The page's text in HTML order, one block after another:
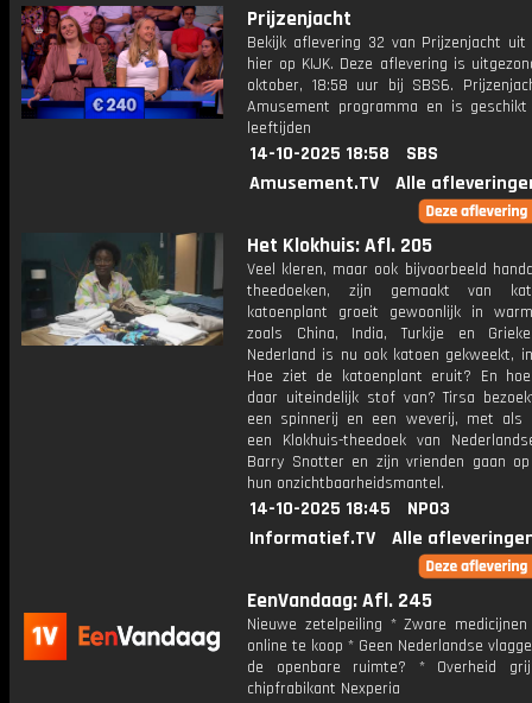
Prijzenjacht
Bekijk aflevering 32 van Prijzenjacht uit
hier op KIJK. Deze aflevering is
oktober, 18:58 uur bij SBS6.
Amusement programma en is
leeftijden
14-10-2025 18:58
SBS
Amusement.TV
Alle
Het Klokhuis: Afl. 205
Veel kleren, maar ook bijvoorbeeld
theedoeken, zijn gemaakt van
katoenplant groeit gewoonlijk in
zoals China, India, Turkije en
Nederland is nu ook katoen gekweekt,
Hoe ziet de katoenplant eruit? En
daar uiteindelijk stof van? Tirsa
een spinnerij en een weverij, met als
een Klokhuis-theedoek van
Barry Snotter en zijn vrienden gaan
hun onzichtbaarheidsmantel.
14-10-2025 18:45
NPO3
Informatief.TV
Alle
EenVandaag: Afl. 245
Nieuwe zetelpeiling * Zware medicijnen
online te koop * Geen Nederlandse
de openbare ruimte? * Overheid
chipfrabikant Nexperia